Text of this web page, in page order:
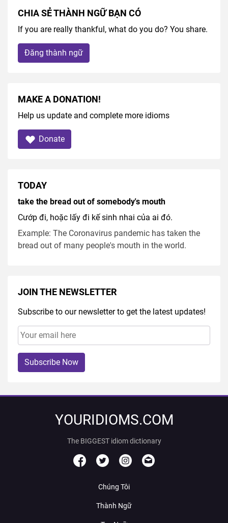
CHIA SẺ THÀNH NGỮ BẠN CÓ
If you are really thankful, what do you do? You share.
Đăng thành ngữ
MAKE A DONATION!
Help us update and complete more idioms
Donate
TODAY
take the bread out of somebody's mouth
Cướp đi, hoặc lấy đi kế sinh nhai của ai đó.
Example: The Coronavirus pandemic has taken the
bread out of many people's mouth in the world.
JOIN THE NEWSLETTER
Subscribe to our newsletter to get the latest updates!
Subscribe Now
YOURIDIOMS.COM
The BIGGEST idiom dictionary
Chúng Tôi
Thành Ngữ